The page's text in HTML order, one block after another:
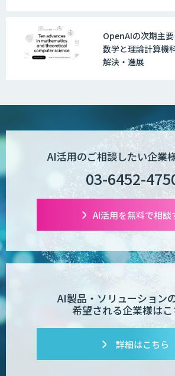
WAN-RECORD Plus
Explaza 生成AI
Wanderlust RAG コ
POPstation
「業務AIプロ」
Dify導入支援
OpenAIの次期主
数学と理論計算機
解決・進展
AI活用のご相談したい企業
03-6452-
AI活用を無料で相談
AI製品・ソリューション
希望される企業様はこ
詳細はこちら